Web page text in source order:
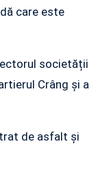
care este
societății
Crâng și a
de asfalt și